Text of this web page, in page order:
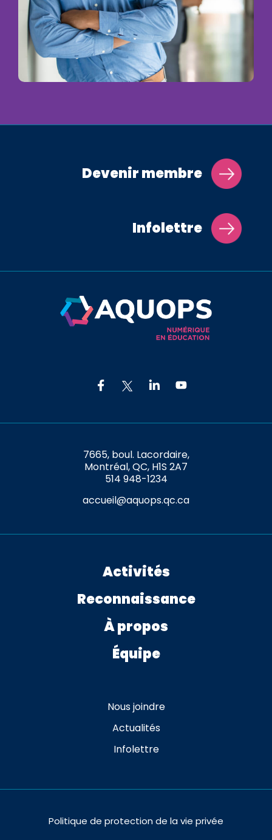
Devenir membre
Infolettre
7665, boul. Lacordaire,
Montréal, QC, H1S 2A7
514 948-1234
accueil@aquops.qc.ca
Activités
Reconnaissance
À propos
Équipe
Nous joindre
Actualités
Infolettre
Politique de protection de la vie privée